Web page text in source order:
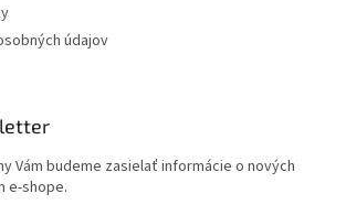
údajov
Vám budeme zasielať informácie o nových
e-shope.